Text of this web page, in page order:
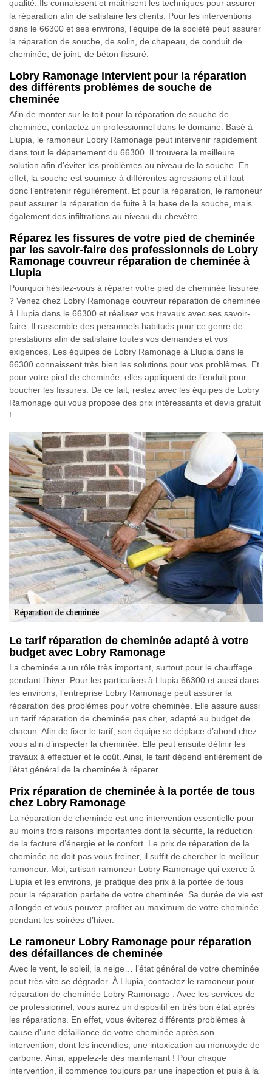
qualité. Ils connaissent et maitrisent les techniques pour assurer
la réparation afin de satisfaire les clients. Pour les interventions
dans le 66300 et ses environs, l’équipe de la société peut assurer
la réparation de souche, de solin, de chapeau, de conduit de
cheminée, de joint, de béton fissuré.
Lobry Ramonage intervient pour la réparation
des différents problèmes de souche de
cheminée
Afin de monter sur le toit pour la réparation de souche de
cheminée, contactez un professionnel dans le domaine. Basé à
Llupia, le ramoneur Lobry Ramonage peut intervenir rapidement
dans tout le département du 66300. Il trouvera la meilleure
solution afin d’éviter les problèmes au niveau de la souche. En
effet, la souche est soumise à différentes agressions et il faut
donc l’entretenir régulièrement. Et pour la réparation, le ramoneur
peut assurer la réparation de fuite à la base de la souche, mais
également des infiltrations au niveau du chevêtre.
Réparez les fissures de votre pied de cheminée
par les savoir-faire des professionnels de Lobry
Ramonage couvreur réparation de cheminée à
Llupia
Pourquoi hésitez-vous à réparer votre pied de cheminée fissurée
? Venez chez Lobry Ramonage couvreur réparation de cheminée
à Llupia dans le 66300 et réalisez vos travaux avec ses savoir-
faire. Il rassemble des personnels habitués pour ce genre de
prestations afin de satisfaire toutes vos demandes et vos
exigences. Les équipes de Lobry Ramonage à Llupia dans le
66300 connaissent très bien les solutions pour vos problèmes. Et
pour votre pied de cheminée, elles appliquent de l’enduit pour
boucher les fissures. De ce fait, restez avec les équipes de Lobry
Ramonage qui vous propose des prix intéressants et devis gratuit
!
Le tarif réparation de cheminée adapté à votre
budget avec Lobry Ramonage
La cheminée a un rôle très important, surtout pour le chauffage
pendant l’hiver. Pour les particuliers à Llupia 66300 et aussi dans
les environs, l’entreprise Lobry Ramonage peut assurer la
réparation des problèmes pour votre cheminée. Elle assure aussi
un tarif réparation de cheminée pas cher, adapté au budget de
chacun. Afin de fixer le tarif, son équipe se déplace d’abord chez
vous afin d’inspecter la cheminée. Elle peut ensuite définir les
travaux à effectuer et le coût. Ainsi, le tarif dépend entièrement de
l’état général de la cheminée à réparer.
Prix réparation de cheminée à la portée de tous
chez Lobry Ramonage
La réparation de cheminée est une intervention essentielle pour
au moins trois raisons importantes dont la sécurité, la réduction
de la facture d’énergie et le confort. Le prix de réparation de la
cheminée ne doit pas vous freiner, il suffit de chercher le meilleur
ramoneur. Moi, artisan ramoneur Lobry Ramonage qui exerce à
Llupia et les environs, je pratique des prix à la portée de tous
pour la réparation parfaite de votre cheminée. Sa durée de vie est
allongée et vous pouvez profiter au maximum de votre cheminée
pendant les soirées d’hiver.
Le ramoneur Lobry Ramonage pour réparation
des défaillances de cheminée
Avec le vent, le soleil, la neige… l’état général de votre cheminée
peut très vite se dégrader. À Llupia, contactez le ramoneur pour
réparation de cheminée Lobry Ramonage . Avec les services de
ce professionnel, vous aurez un dispositif en très bon état après
les réparations. En effet, vous éviterez différents problèmes à
cause d’une défaillance de votre cheminée après son
intervention, dont les incendies, une intoxication au monoxyde de
carbone. Ainsi, appelez-le dès maintenant ! Pour chaque
intervention, il commence toujours par une inspection et puis à la